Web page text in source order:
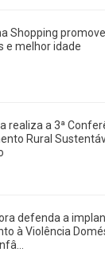
Shopping
e melhor idade
realiza a 3ª
Rural
defenda a
à Violência